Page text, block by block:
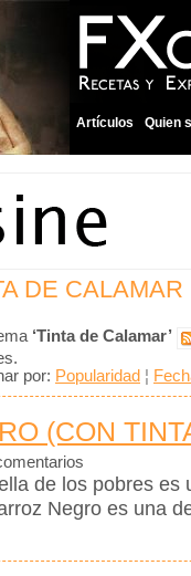
Artículos Quien
DE CALAMAR
‘Tinta de Calamar’
por: Popularidad ¦
(CON
de los pobres es
Negro es una